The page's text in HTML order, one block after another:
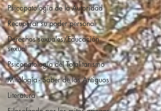
Psicopatología de la Autoridad
Recuperar su poder personal
Derechos sexuales/Educación
sexual
Psicopatología del Totalitarismo
Mitología - Saber de los Antiguos
Literatura